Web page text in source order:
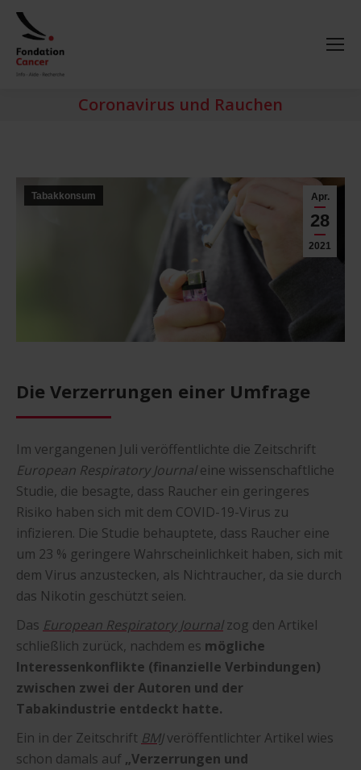
Coronavirus und Rauchen
Apr.
28
2021
Tabakkonsum
Die Verzerrungen einer Umfrage
Im vergangenen Juli veröffentlichte die Zeitschrift
European Respiratory Journaleine wissenschaftliche
Studie, die besagte, dass Raucher ein geringeres
Risiko haben sich mit dem COVID-19-Virus zu
infizieren. Die Studie behauptete, dass Raucher eine
um 23 % geringere Wahrscheinlichkeit haben, sich mit
dem Virus anzustecken, als Nichtraucher, da sie durch
das Nikotin geschützt seien.
Das European Respiratory Journalzog den Artikel
schließlich zurück, nachdem es mögliche
Interessenkonflikte (finanzielle Verbindungen)
zwischen zwei der Autoren und der
Tabakindustrie entdeckt hatte.
Ein in der Zeitschrift BMJveröffentlichter Artikel wies
schon damals auf „Verzerrungen und